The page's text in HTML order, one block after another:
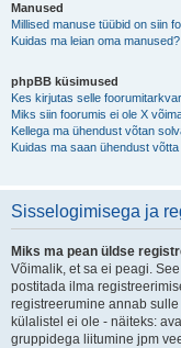
Manused
Millised manuse tüübid on siin
Kuidas ma leian oma manused?
phpBB küsimused
Kes kirjutas selle
Miks siin foorumis ei ole X
Kellega ma ühendust võtan
Kuidas ma saan ühendust
Sisselogimisega ja
Miks ma pean üldse
Võimalik, et sa ei peagi.
postitada ilma
registreerumine annab
külalistel ei ole - näiteks:
gruppidega liitumine jpm